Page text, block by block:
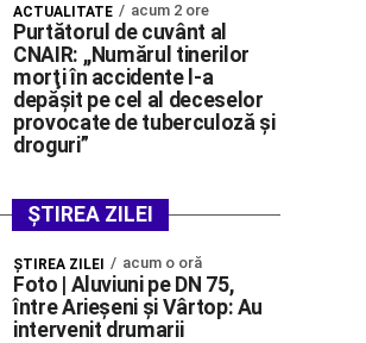
ACTUALITATE acum 2 ore
Purtătorul de cuvânt al
CNAIR: ,,Numărul tinerilor
morţi în accidente l-a
depăşit pe cel al deceselor
provocate de tuberculoză şi
droguri”
ȘTIREA ZILEI
ŞTIREA ZILEI acum o oră
Foto | Aluviuni pe DN 75,
între Arieșeni și Vârtop: Au
intervenit drumarii